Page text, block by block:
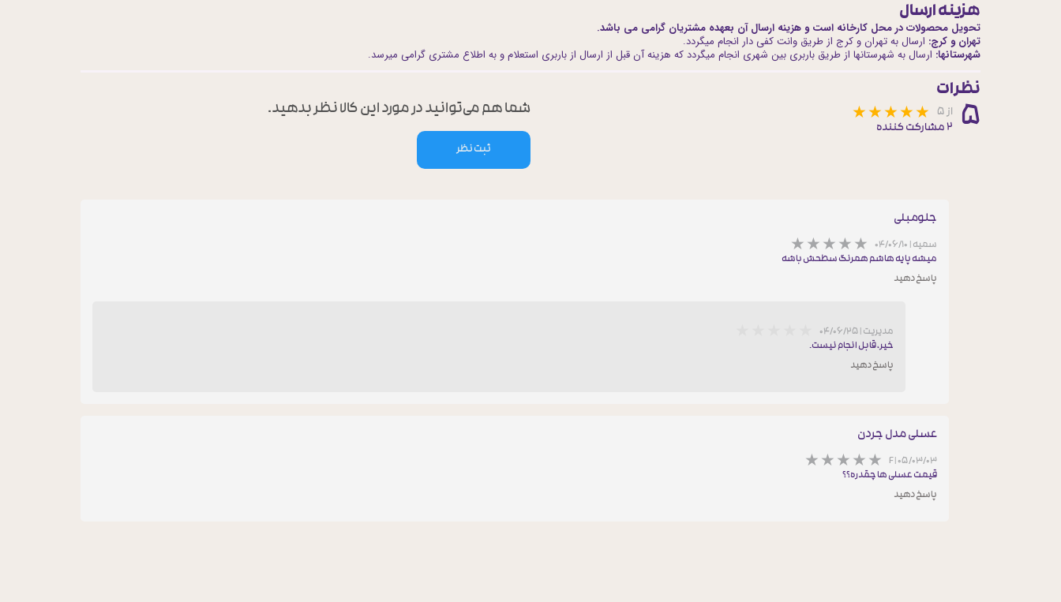
هزینه ارسال
تحویل محصولات در محل کارخانه است و هزینه ارسال آن بعهده مشتریان گرامی می باشد.
تهران و کرج: ارسال به تهران و کرج از طریق وانت کفی دار انجام میگردد.
شهرستانها: ارسال به شهرستانها از طریق باربری بین شهری انجام میگردد که هزینه آن قبل از ارسال از باربری استعلام و به اطلاع مشتری گرامی میرسد.
نظرات
۵
از ۵
۲ مشارکت کننده
شما هم می‌توانید در مورد این کالا نظر بدهید.
ثبت نظر
جلومبلی
سمیه| ۰۴/۰۶/۱۰
میشه پایه هاشم همرنگ سطحش باشه
پاسخ دهید
مدیریت|۰۴/۰۶/۲۵
خیر، قابل انجام نیست.
پاسخ دهید
عسلی مدل جردن
F|۰۵/۰۳/۰۳
قیمت عسلی ها چقدره؟؟
پاسخ دهید